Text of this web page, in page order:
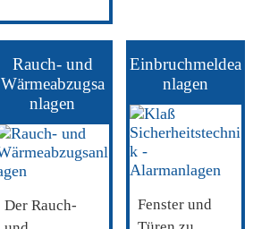
Rauch- und
Wärmeabzugsa
nlagen
Der Rauch-
Einbruchmeldea
nlagen
Fenster und